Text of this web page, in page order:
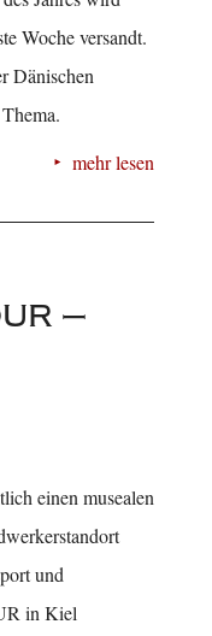
Woche versandt.
Dänischen
mehr lesen
–
einen musealen
und
in Kiel